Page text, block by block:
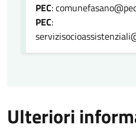
PEC:
PEC:
Ulteriori